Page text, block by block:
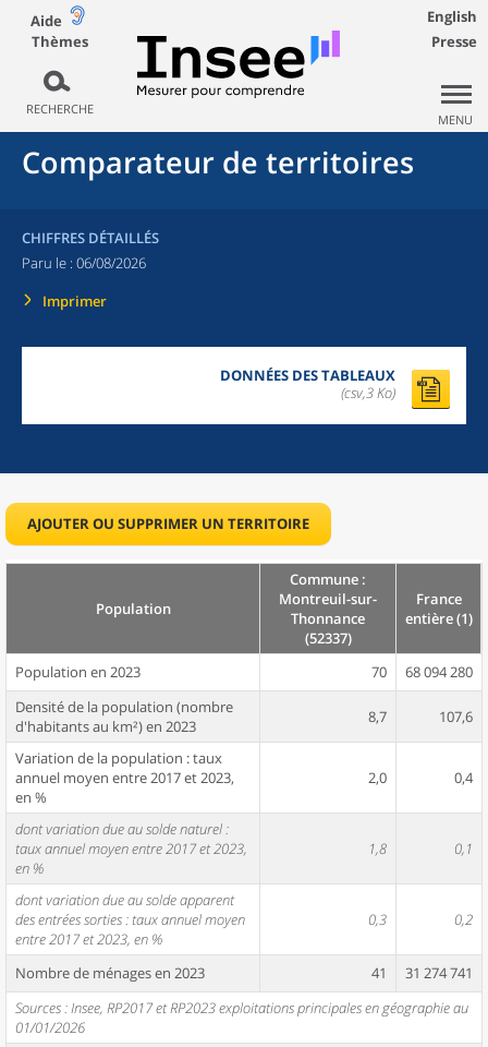
Aide
Thèmes
RECHERCHE
English
Presse
MENU
Comparateur de territoires
CHIFFRES DÉTAILLÉS
Paru le : 06/08/2026
Imprimer
DONNÉES DES TABLEAUX
(csv,3 Ko)
AJOUTER OU SUPPRIMER UN TERRITOIRE
Population
Commune :
Montreuil-sur-
Thonnance
(52337)
France
entière (1)
Population en 2023 70
68 094 280
Densité de la population (nombre
d'habitants au km²) en 2023
8,7 107,6
Variation de la population : taux
annuel moyen entre 2017 et 2023,
en %
2,0 0,4
dont variation due au solde naturel :
taux annuel moyen entre 2017 et 2023,
en %
1,8 0,1
dont variation due au solde apparent
des entrées sorties : taux annuel moyen
entre 2017 et 2023, en %
0,3 0,2
Nombre de ménages en 2023 41
31 274 741
Sources : Insee, RP2017 et RP2023 exploitations principales en géographie au
01/01/2026